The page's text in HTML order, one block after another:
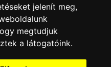
jelenít meg,
megtudjuk
a látogatóink.